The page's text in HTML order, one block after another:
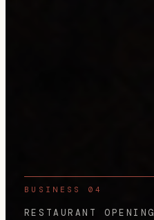
BUSINESS 04
RESTAURANT OPENING